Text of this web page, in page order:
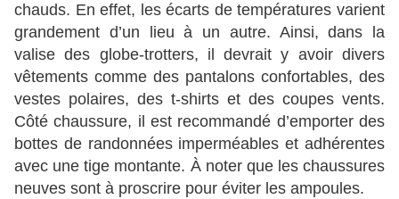
chauds. En effet, les écarts de températures varient
grandement d’un lieu à un autre. Ainsi, dans la
valise des globe-trotters, il devrait y avoir divers
vêtements comme des pantalons confortables, des
vestes polaires, des t-shirts et des coupes vents.
Côté chaussure, il est recommandé d’emporter des
bottes de randonnées imperméables et adhérentes
avec une tige montante. À noter que les chaussures
neuves sont à proscrire pour éviter les ampoules.